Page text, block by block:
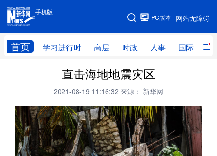
手机版
网站无障碍
PC版本
首页 学习进行时 高层 时政 人事 国际 财
手机版
网站地图
高层 时政
财经 网评
台湾 思客智库 全球连线 教育
科技 科创 量子 体育
直击海地地震灾区
2021-08-19 11:16:32 来源： 新华网